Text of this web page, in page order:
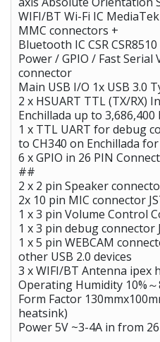
WIFI/BT Wi-Fi IC
MMC connectors +
Bluetooth IC CSR CSR8510
Power / GPIO / Fast
connector
Main USB I/O 1x USB 3.0
2 x HSUART TTL (TX/RX)
Enchillada up to
1 x TTL UART for debug
to CH340 on Enchillada
6 x GPIO in 26 PIN
##
2 x 2 pin Speaker
2x 10 pin MIC connector
1 x 3 pin Volume Control
1 x 3 pin debug connector
1 x 5 pin WEBCAM
other USB 2.0 devices
3 x WIFI/BT Antenna ipex
Operating Humidity 10%
Form Factor
heatsink)
Power 5V ~3-4A in from